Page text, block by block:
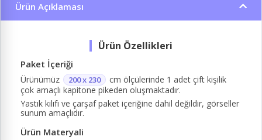
Ürün Açıklaması
Paket İçeriği
Ürünümüz 200 x 230
cm ölçülerinde 1 adet çift kişilik
çok amaçlı kapitone pikeden oluşmaktadır.
Yastık kılıfı ve çarşaf paket içeriğine dahil değildir, görseller
sunum amaçlıdır.
Ürün Materyali